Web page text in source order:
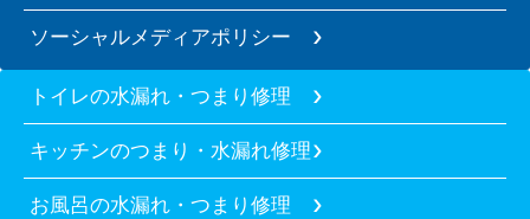
ソーシャルメディアポリシー
トイレの水漏れ・つまり修理
キッチンのつまり・水漏れ修理
お風呂の水漏れ・つまり修理